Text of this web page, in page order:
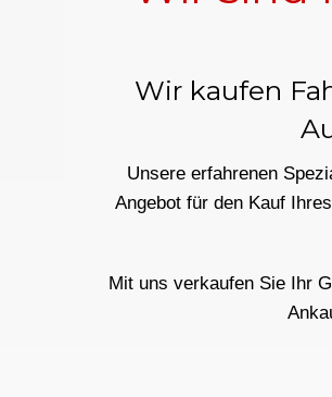
Wir kaufen
Unsere erfahrenen
Angebot für den Kauf
Mit uns verkaufen Sie Ihr